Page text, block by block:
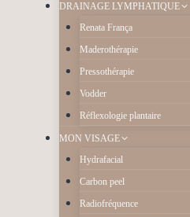
DRAINAGE LYMPHATIQUE
Renata França
Maderothérapie
Pressothérapie
Vodder
Réflexologie plantaire
MON VISAGE
Hydrafacial
Carbon peel
Radiofréquence